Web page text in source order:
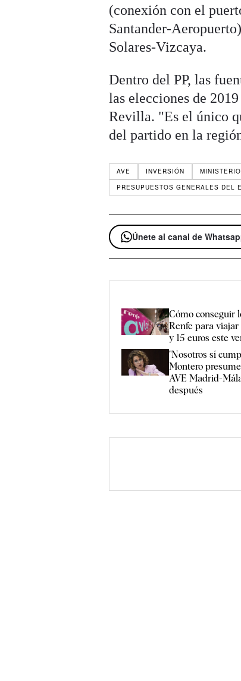
(conexión con el
Santander-
Solares-Vizcaya.
Dentro del PP, las
las elecciones de
Revilla. "Es el único
del partido en la
AVE INVERSIÓN
PRESUPUESTOS GENERALES DEL
Únete al canal de
Cómo conseguir
Renfe para
y 15 euros este
"Nosotros sí
Montero
AVE Madrid-
después